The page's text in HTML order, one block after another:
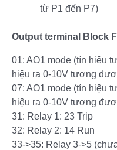
từ P1 đến P7)
Output terminal Block
01: AO1 mode (tín hiệu
hiệu ra 0-10V tương
07: AO1 mode (tín hiệu
hiệu ra 0-10V tương
31: Relay 1: 23 Trip
32: Relay 2: 14 Run
33->35: Relay 3->5